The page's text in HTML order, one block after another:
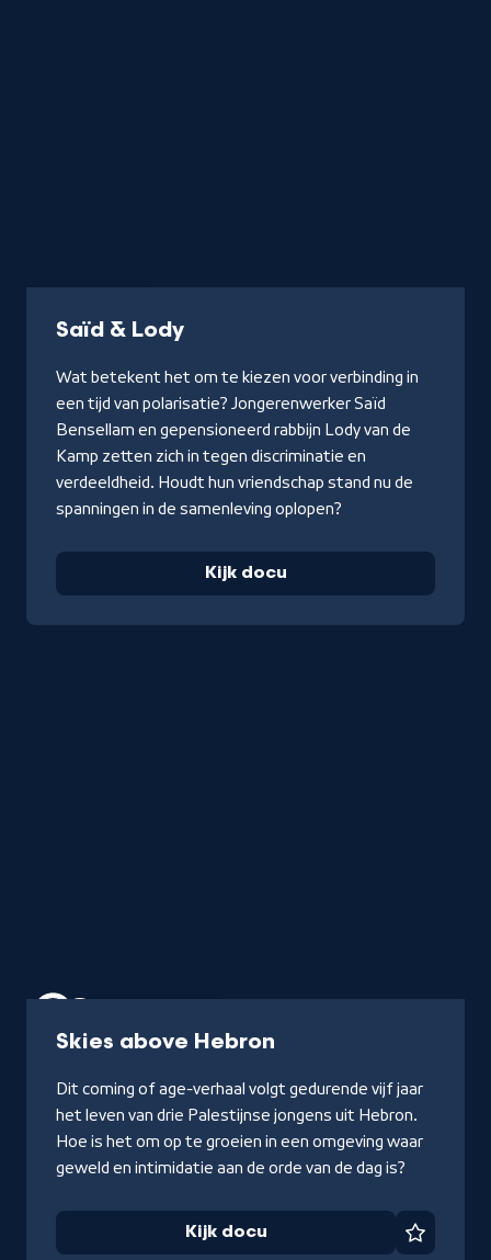
Saïd & Lody-
docu
Wat betekent het om te kiezen voor verbinding in
een tijd van polarisatie? Jongerenwerker Saïd
Bensellam en gepensioneerd rabbijn Lody van de
Kamp zetten zich in tegen discriminatie en
verdeeldheid. Houdt hun vriendschap stand nu de
spanningen in de samenleving oplopen?
Kijk docu
Skies above Hebron
docu
Dit coming of age-verhaal volgt gedurende vijf jaar
het leven van drie Palestijnse jongens uit Hebron.
Hoe is het om op te groeien in een omgeving waar
geweld en intimidatie aan de orde van de dag is?
Kijk docu